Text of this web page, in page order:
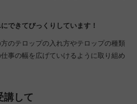
できてびっくりしています！
のテロップの入れ方やテロップの種類
事の幅を広げていけるように取り組め
講して